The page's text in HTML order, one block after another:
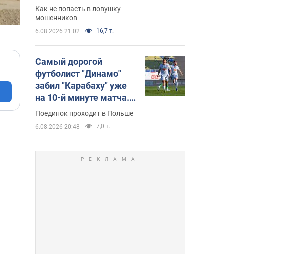
Как не попасть в ловушку
мошенников
6.08.2026 21:02 16,7 т.
Самый дорогой
футболист "Динамо"
забил "Карабаху" уже
на 10-й минуте матча.
Видео
Поединок проходит в Польше
6.08.2026 20:48 7,0 т.